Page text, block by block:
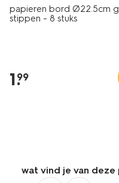
papieren bord Ø22.5cm
stippen - 8 stuks
1.
99
wat vind je van deze